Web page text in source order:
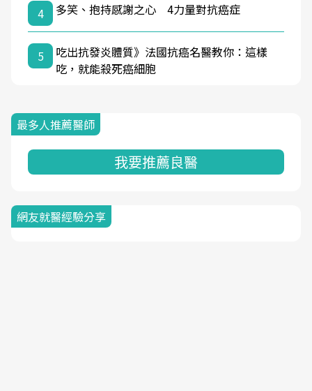
4 多笑、抱持感謝之心 4力量對抗癌症
5
吃出抗發炎體質》法國抗癌名醫教你：這樣
吃，就能殺死癌細胞
最多人推薦醫師
我要推薦良醫
網友就醫經驗分享